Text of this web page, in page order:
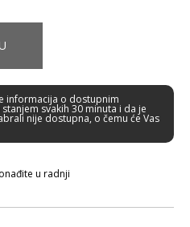
informacija o dostupnim
svakih 30 minuta i da je
nije dostupna, o čemu će Vas
u radnji